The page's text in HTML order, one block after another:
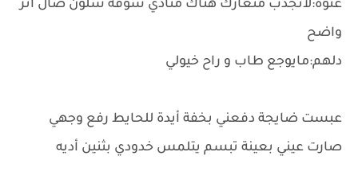
غنوة:لاتجذب متعارك هناك متأذي شوفة شلون ضال أثر
واضح
دلهم:مايوجع طاب و راح خيولي
عبست ضايجة دفعني بخفة أيدة للحايط رفع وجهي
صارت عيني بعينة تبسم يتلمس خدودي بثنين أديه